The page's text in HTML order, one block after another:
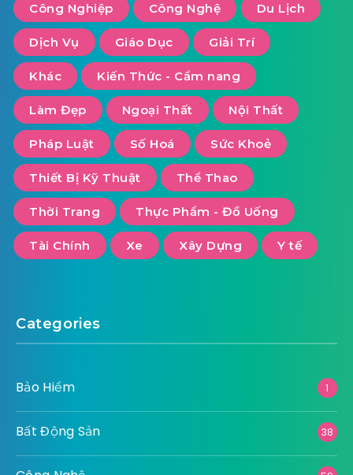
Công Nghiệp Công Nghệ Du Lịch
Dịch Vụ Giáo Dục Giải Trí
Khác Kiến Thức - Cẩm nang
Làm Đẹp Ngoại Thất Nội Thất
Pháp Luật Số Hoá Sức Khoẻ
Thiết Bị Kỹ Thuật Thể Thao
Thời Trang Thực Phẩm - Đồ Uống
Tài Chính Xe Xây Dựng Y tế
Categories
Bảo Hiểm 1
Bất Động Sản 38